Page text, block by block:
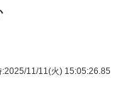
:2025/11/11(火) 15:05:26.85